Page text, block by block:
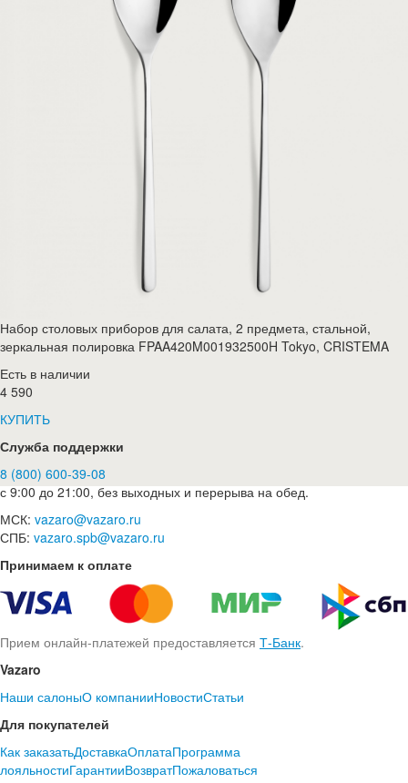
Набор столовых приборов для салата, 2 предмета, стальной,
зеркальная полировка FPAA420M001932500H Tokyo, CRISTEMA
Есть в наличии
4 590
КУПИТЬ
Служба поддержки
8 (800) 600-39-08
с 9:00 до 21:00, без выходных и перерыва на обед.
МСК: vazaro@vazaro.ru
СПБ: vazaro.spb@vazaro.ru
Принимаем к оплате
Прием онлайн-платежей предоставляется Т-Банк.
Vazaro
Наши салоныО компанииНовостиСтатьи
Для покупателей
Как заказатьДоставкаОплатаПрограмма
лояльностиГарантииВозвратПожаловаться